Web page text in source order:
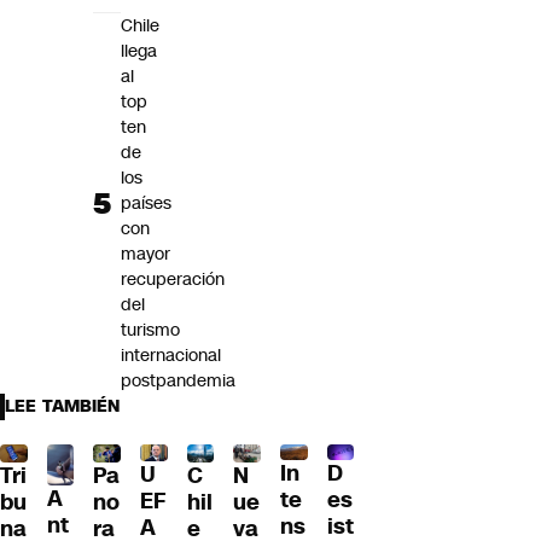
Chile
llega
al
top
ten
de
los
países
con
mayor
recuperación
del
turismo
internacional
postpandemia
LEE TAMBIÉN
Tri
bu
na
A
nt
Pa
no
ra
U
EF
A
C
hil
e
N
ue
va
In
te
ns
D
es
ist